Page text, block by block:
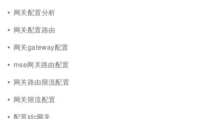
网关配置分析
网关配置路由
网关gateway配置
mse网关路由配置
网关路由限流配置
网关限流配置
配置idc网关